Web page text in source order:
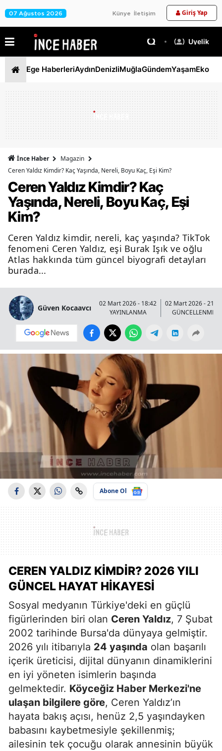
07 Ağustos 2026 Künye İletişim Giriş Yap
Üyelik
Ege HaberleriAydınDenizliMuğlaGündemYaşam
İnce Haber
Magazin
Ceren Yaldız Kimdir? Kaç Yaşında, Nereli, Boyu Kaç, Eşi Kim?
Ceren Yaldız Kimdir? Kaç
Yaşında, Nereli, Boyu Kaç, Eşi
Kim?
Ceren Yaldız kimdir, nereli, kaç yaşında? TikTok
fenomeni Ceren Yaldız, eşi Burak Işık ve oğlu
Atlas hakkında tüm güncel biyografi detayları
burada...
Güven Kocaavcı
02 Mart 2026 - 18:42
YAYINLANMA
02 Mart 2026 - 21:48
GÜNCELLENME
Abone Ol
CEREN YALDIZ KIMDIR? 2026 YILI
GÜNCEL HAYAT HIKAYESI
Sosyal medyanın Türkiye'deki en güçlü
figürlerinden biri olan Ceren Yaldız, 7 Şubat
2002 tarihinde Bursa'da dünyaya gelmiştir.
2026 yılı itibarıyla 24 yaşında olan başarılı
içerik üreticisi, dijital dünyanın dinamiklerini
en iyi yöneten isimlerin başında
gelmektedir. Köyceğiz Haber Merkezi'ne
ulaşan bilgilere göre, Ceren Yaldız’ın
hayata bakış açısı, henüz 2,5 yaşındayken
babasını kaybetmesiyle şekillenmiş;
ailesinin tek çocuğu olarak annesinin büyük